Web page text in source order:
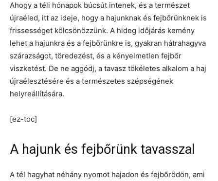
Ahogy a téli hónapok búcsút intenek, és a természet
újraéled, itt az ideje, hogy a hajunknak és fejbőrünknek is
frissességet kölcsönözzünk. A hideg időjárás kemény
lehet a hajunkra és a fejbőrünkre is, gyakran hátrahagyva
szárazságot, töredezést, és a kényelmetlen fejbőr
viszketést. De ne aggódj, a tavasz tökéletes alkalom a haj
újraélesztésére és a természetes szépségének
helyreállítására.
[ez-toc]
A hajunk és fejbőrünk tavasszal
A tél hagyhat néhány nyomot hajadon és fejbőrödön, ami